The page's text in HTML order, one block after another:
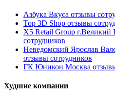
Азбука Вкуса отзывы
Top 3D Shop отзывы
X5 Retail Group г.Великий
сотрудников
Неведомский Ярослав
отзывы сотрудников
ГК Юникон Москва
Худшие компании